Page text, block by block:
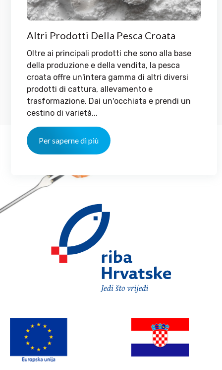
Altri Prodotti Della Pesca Croata
Oltre ai principali prodotti che sono alla base
della produzione e della vendita, la pesca
croata offre un'intera gamma di altri diversi
prodotti di cattura, allevamento e
trasformazione. Dai un'occhiata e prendi un
cestino di varietà...
Per saperne di più